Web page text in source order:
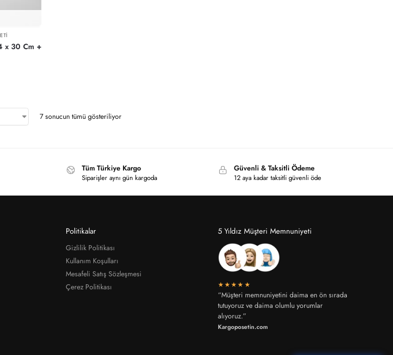
x 30 Cm +
7 sonucun tümü gösteriliyor
Tüm Türkiye Kargo
Siparişler aynı gün kargoda
Güvenli & Taksitli Ödeme
12 aya kadar taksitli güvenli öde
Politikalar
Gizlilik Politikası
Kullanım Koşulları
Mesafeli Satış Sözleşmesi
Çerez Politikası
5 Yıldız Müşteri Memnuniyeti
★★★★★
“Müşteri memnuniyetini daima en ön sırada
tutuyoruz ve daima olumlu yorumlar
alıyoruz.”
Kargoposetin.com